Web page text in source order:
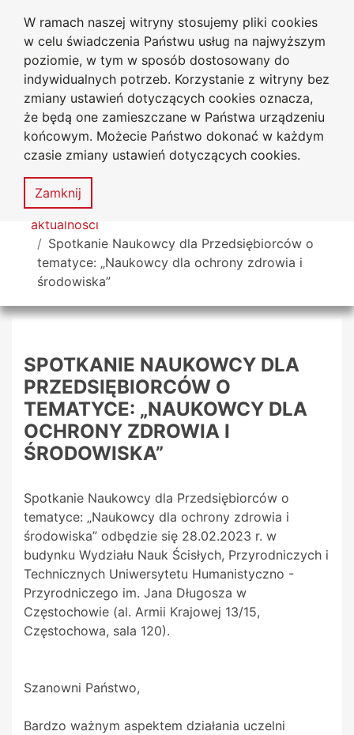
W ramach naszej witryny stosujemy pliki cookies
w celu świadczenia Państwu usług na najwyższym
poziomie, w tym w sposób dostosowany do
indywidualnych potrzeb. Korzystanie z witryny bez
zmiany ustawień dotyczących cookies oznacza,
że będą one zamieszczane w Państwa urządzeniu
końcowym. Możecie Państwo dokonać w każdym
czasie zmiany ustawień dotyczących cookies.
Zamknij
Przejdź do głównego menu
Przejdź do treści
Przejdź do wyszukiwarki
Przejdź do mapy serwisu
Uniwersytet
Jana Długosza w Częstochowie
Mapa
serwisu
MENU
Tutaj jesteś
aktualności
Spotkanie Naukowcy dla Przedsiębiorców o
tematyce: „Naukowcy dla ochrony zdrowia i
środowiska”
SPOTKANIE NAUKOWCY DLA
PRZEDSIĘBIORCÓW O
TEMATYCE: „NAUKOWCY DLA
OCHRONY ZDROWIA I
ŚRODOWISKA”
Spotkanie Naukowcy dla Przedsiębiorców o
tematyce: „Naukowcy dla ochrony zdrowia i
środowiska” odbędzie się 28.02.2023 r. w
budynku Wydziału Nauk Ścisłych, Przyrodniczych i
Technicznych Uniwersytetu Humanistyczno -
Przyrodniczego im. Jana Długosza w
Częstochowie (al. Armii Krajowej 13/15,
Częstochowa, sala 120).
Szanowni Państwo,
Bardzo ważnym aspektem działania uczelni